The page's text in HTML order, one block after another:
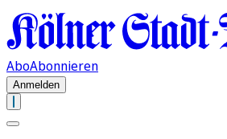
AboAbonnieren
Anmelden